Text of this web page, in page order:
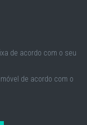
de acordo com o seu
de acordo com o